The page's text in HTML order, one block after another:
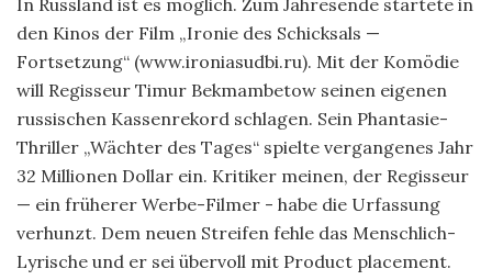
In Russland ist es möglich. Zum Jahresende startete in
den Kinos der Film „Ironie des Schicksals —
Fortsetzung“ (www.ironiasudbi.ru). Mit der Komödie
will Regisseur Timur Bekmambetow seinen eigenen
russischen Kassenrekord schlagen. Sein Phantasie-
Thriller „Wächter des Tages“ spielte vergangenes Jahr
32 Millionen Dollar ein. Kritiker meinen, der Regisseur
— ein früherer Werbe-Filmer - habe die Urfassung
verhunzt. Dem neuen Streifen fehle das Menschlich-
Lyrische und er sei übervoll mit Product placement.